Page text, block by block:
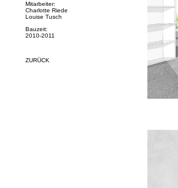
Mitarbeiter:
Charlotte Riede
Louise Tusch
Bauzeit:
2010-2011
ZURÜCK